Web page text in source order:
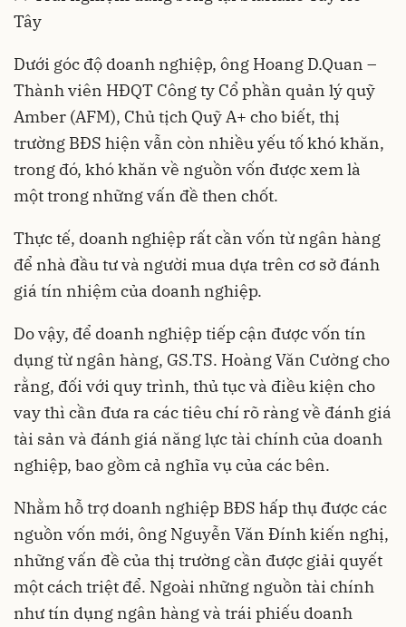
Tây
Dưới góc độ doanh nghiệp, ông Hoang D.Quan –
Thành viên HĐQT Công ty Cổ phần quản lý quỹ
Amber (AFM), Chủ tịch Quỹ A+ cho biết, thị
trường BĐS hiện vẫn còn nhiều yếu tố khó khăn,
trong đó, khó khăn về nguồn vốn được xem là
một trong những vấn đề then chốt.
Thực tế, doanh nghiệp rất cần vốn từ ngân hàng
để nhà đầu tư và người mua dựa trên cơ sở đánh
giá tín nhiệm của doanh nghiệp.
Do vậy, để doanh nghiệp tiếp cận được vốn tín
dụng từ ngân hàng, GS.TS. Hoàng Văn Cường cho
rằng, đối với quy trình, thủ tục và điều kiện cho
vay thì cần đưa ra các tiêu chí rõ ràng về đánh giá
tài sản và đánh giá năng lực tài chính của doanh
nghiệp, bao gồm cả nghĩa vụ của các bên.
Nhằm hỗ trợ doanh nghiệp BĐS hấp thụ được các
nguồn vốn mới, ông Nguyễn Văn Đính kiến nghị,
những vấn đề của thị trường cần được giải quyết
một cách triệt để. Ngoài những nguồn tài chính
như tín dụng ngân hàng và trái phiếu doanh